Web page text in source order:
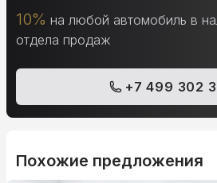
10% на любой автомобиль в
отдела продаж
+7 499 302
Похожие предложения